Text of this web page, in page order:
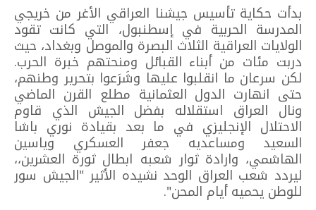
بدأت حكاية تأسيس جيشنا العراقي الأغر من خريجي
المدرسة الحربية في إسطنبول، التي كانت تقود
الولايات العراقية الثلاث البصرة والموصل وبغداد، حيث
دربت مئات من أبناء القبائل ومنحتهم خبرة الحرب.
لكن سرعان ما انقلبوا عليها وشَرَعوا بتحرير وطنهم،
حتى انهارت الدول العثمانية مطلع القرن الماضي
ونال العراق استقلاله بفضل الجيش الذي قاوم
الاحتلال الإنجليزي في ما بعد بقيادة نوري باشا
السعيد ومساعديه جعفر العسكري وياسين
الهاشمي، وارادة ثوار شعبه ابطال ثورة العشرين،،
ليردد شعب العراق الوحد نشيده الأثير "الجيش سور
للوطن يحميه أيام المحن".